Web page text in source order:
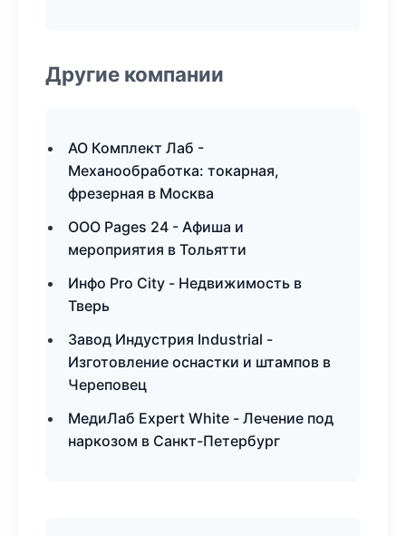
Другие компании
АО Комплект Лаб -
Механообработка: токарная,
фрезерная в Москва
ООО Pages 24 - Афиша и
мероприятия в Тольятти
Инфо Pro City - Недвижимость в
Тверь
Завод Индустрия Industrial -
Изготовление оснастки и штампов в
Череповец
МедиЛаб Expert White - Лечение под
наркозом в Санкт-Петербург